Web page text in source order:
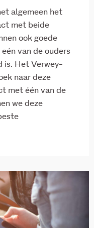
algemeen het
met beide
ook goede
van de ouders
is. Het Verwey-
naar deze
met één van de
we deze